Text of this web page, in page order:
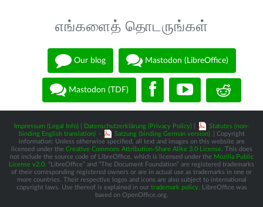
எங்களைத் தொடருங்கள்
Our blog Mastodon (LibreOffice)
Mastodon (TDF)
Impressum (Legal Info) Datenschutzerklärung (Privacy Policy)
Statutes (non-
binding English translation) - Satzung (binding German version)
| Copyright
information: Unless otherwise specified, all text and images on this website are
licensed under the Creative Commons Attribution-Share Alike 3.0 License. This does
not include the source code of LibreOffice, which is licensed under the Mozilla Public
License v2.0 . “LibreOffice” and “The Document Foundation” are registered trademarks
of their corresponding registered owners or are in actual use as trademarks in one or
more countries. Their respective logos and icons are also subject to international
copyright laws. Use thereof is explained in our trademark policy. LibreOffice was
based on OpenOffice.org.